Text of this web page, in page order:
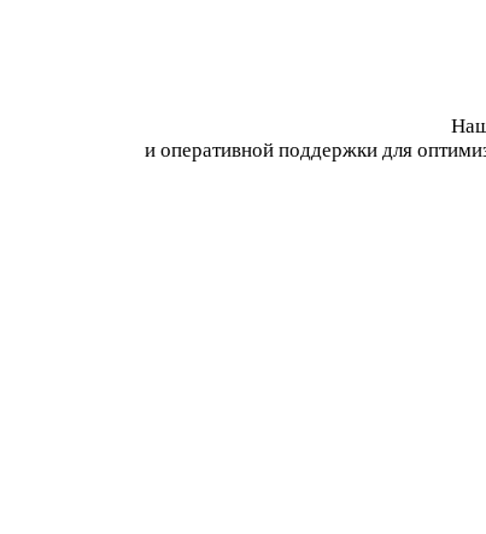
и оперативной поддержки для